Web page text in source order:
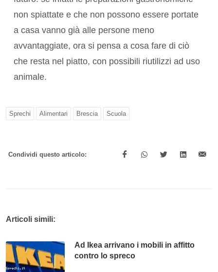
non spiattate e che non possono essere portate
a casa vanno già alle persone meno
avvantaggiate, ora si pensa a cosa fare di ciò
che resta nel piatto, con possibili riutilizzi ad uso
animale.
Sprechi Alimentari Brescia Scuola
Condividi questo articolo:
Articoli simili:
Ad Ikea arrivano i mobili in affitto
contro lo spreco